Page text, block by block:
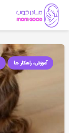
آموزش، راهکار ها